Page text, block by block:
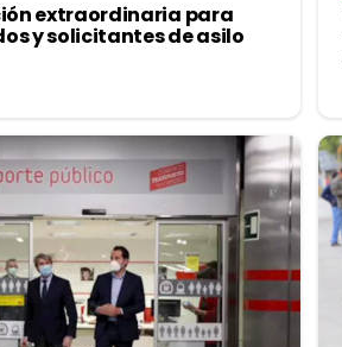
extraordinaria para
y solicitantes de asilo